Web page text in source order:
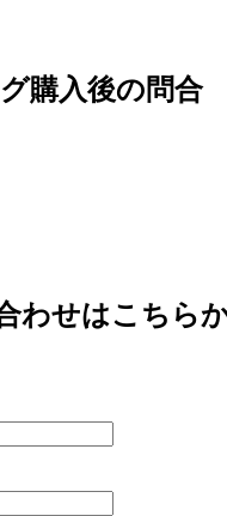
購入後の問合
わせはこちら